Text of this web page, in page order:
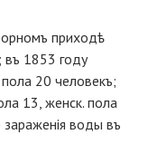
приходѣ
въ 1853 году
20 человекъ;
13, женск. пола
зараженія воды въ